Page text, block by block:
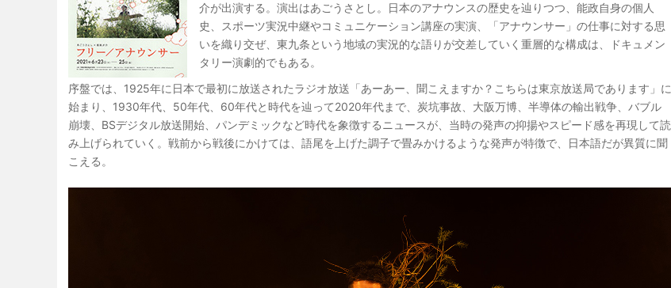
介が出演する。演出はあごうさとし。日本のアナウンスの歴史を辿りつつ、能政自身の個人
史、スポーツ実況中継やコミュニケーション講座の実演、「アナウンサー」の仕事に対する思
いを織り交ぜ、東九条という地域の実況的な語りが交差していく重層的な構成は、ドキュメン
タリー演劇的でもある。
序盤では、1925年に日本で最初に放送されたラジオ放送「あーあー、聞こえますか？こちらは東京放送局であります」に
始まり、1930年代、50年代、60年代と時代を辿って2020年代まで、炭坑事故、大阪万博、半導体の輸出戦争、バブル
崩壊、BSデジタル放送開始、パンデミックなど時代を象徴するニュースが、当時の発声の抑揚やスピード感を再現して読
み上げられていく。戦前から戦後にかけては、語尾を上げた調子で畳みかけるような発声が特徴で、日本語だが異質に聞
こえる。